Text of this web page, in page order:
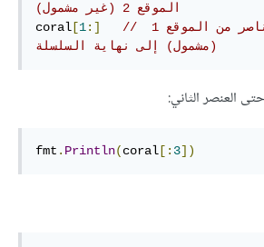
الموقع 2 (غير مشمول)‏
coral [1:]
// اقتطاع العناصر من الموقع 1
(مشمول) إلى نهاية السلسلة
العنصر الثاني:
fmt . Println(coral [: 3])